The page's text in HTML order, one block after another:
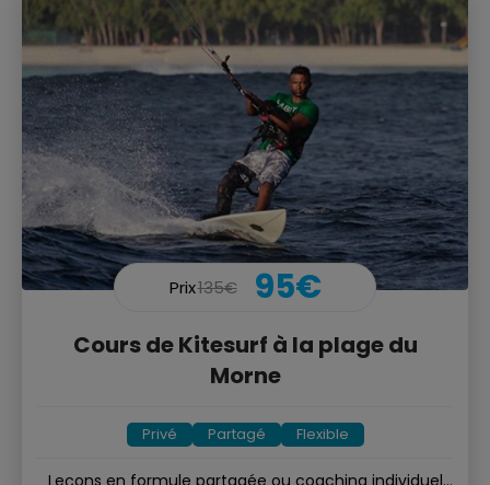
Prix135€ 95€
Cours de Kitesurf à la plage du
Morne
Privé Partagé Flexible
Leçons en formule partagée ou coaching individuel